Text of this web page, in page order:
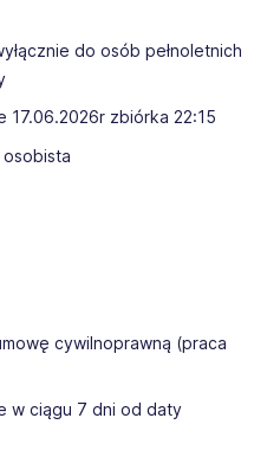
do osób pełnoletnich
17.06.2026r zbiórka 22:15
osobista
cywilnoprawną (praca
w ciągu 7 dni od daty